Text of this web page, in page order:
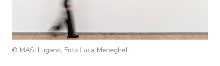
© MASI Lugano, Foto Luca Meneghel